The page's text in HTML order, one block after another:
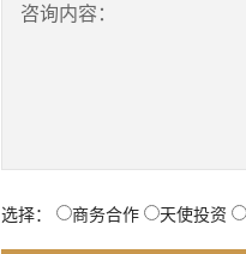
咨询内容：
选择： 商务合作 天使投资